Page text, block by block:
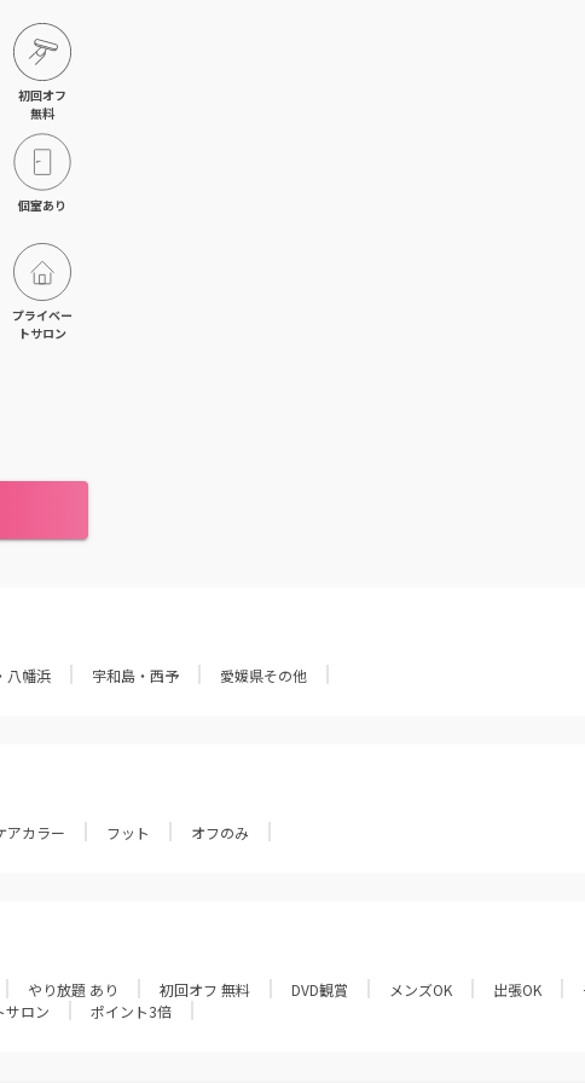
初回オフ
無料
個室あり
プライベー
トサロン
八幡浜 宇和島・西予 愛媛県その他
アカラー フット オフのみ
やり放題 あり 初回オフ 無料 DVD観賞 メンズOK 出張OK
サロン ポイント3倍